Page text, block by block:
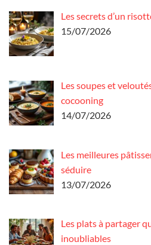
Les secrets d’un
15/07/2026
Les soupes et
cocooning
14/07/2026
Les meilleures
séduire
13/07/2026
Les plats à partager
inoubliables